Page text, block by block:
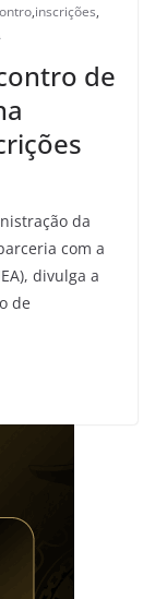
,inscrições,
de
da
com a
divulga a
de